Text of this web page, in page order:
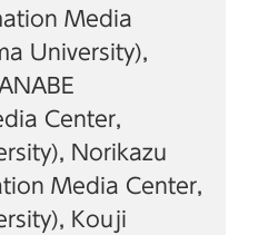
Media
University),
Center,
Norikazu
Media Center,
Kouji